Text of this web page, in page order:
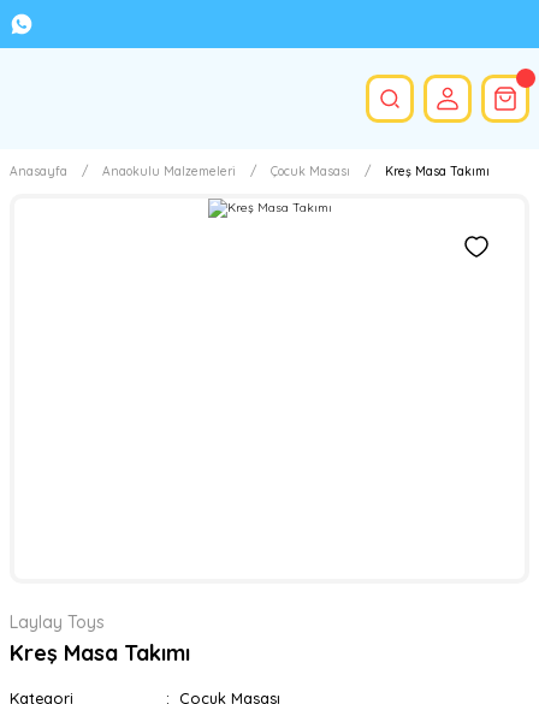
Anasayfa Anaokulu Malzemeleri Çocuk Masası Kreş Masa Takımı
Laylay Toys
Kreş Masa Takımı
Kategori
Çocuk Masası